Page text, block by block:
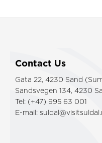
Contact Us
Gata 22, 4230 Sand
Sandsvegen 134, 4230
Tel: (+47) 995 63 001
E-mail: